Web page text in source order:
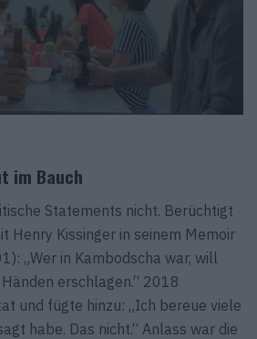
im Bauch
Statements nicht. Berüchtigt
Henry Kissinger in seinem Memoir
„Wer in Kambodscha war, will
erschlagen.“ 2018
und fügte hinzu: „Ich bereue viele
habe. Das nicht.“ Anlass war die